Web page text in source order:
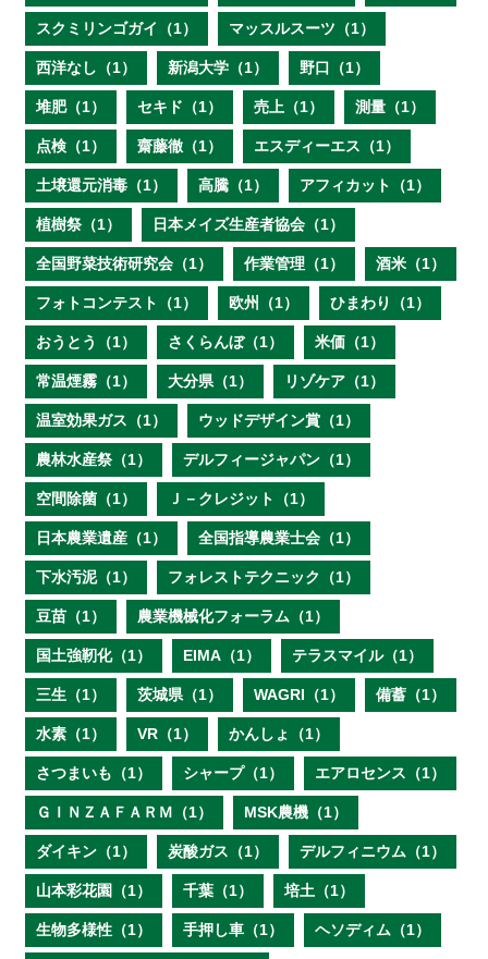
スクミリンゴガイ（1） マッスルスーツ（1）
西洋なし（1） 新潟大学（1） 野口（1）
堆肥（1） セキド（1） 売上（1） 測量（1）
点検（1） 齋藤徹（1） エスディーエス（1）
土壌還元消毒（1） 高騰（1） アフィカット（1）
植樹祭（1） 日本メイズ生産者協会（1）
全国野菜技術研究会（1） 作業管理（1） 酒米（1）
フォトコンテスト（1） 欧州（1） ひまわり（1）
おうとう（1） さくらんぼ（1） 米価（1）
常温煙霧（1） 大分県（1） リゾケア（1）
温室効果ガス（1） ウッドデザイン賞（1）
農林水産祭（1） デルフィージャパン（1）
空間除菌（1） Ｊ－クレジット（1）
日本農業遺産（1） 全国指導農業士会（1）
下水汚泥（1） フォレストテクニック（1）
豆苗（1） 農業機械化フォーラム（1）
国土強靭化（1） EIMA（1） テラスマイル（1）
三生（1） 茨城県（1） WAGRI（1） 備蓄（1）
水素（1） VR（1） かんしょ（1）
さつまいも（1） シャープ（1） エアロセンス（1）
ＧＩＮＺＡＦＡＲＭ（1） MSK農機（1）
ダイキン（1） 炭酸ガス（1） デルフィニウム（1）
山本彩花園（1） 千葉（1） 培土（1）
生物多様性（1） 手押し車（1） ヘソディム（1）